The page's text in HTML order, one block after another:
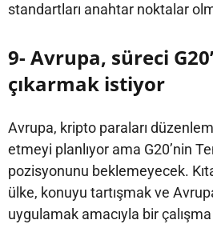
standartları anahtar noktalar
9- Avrupa, süreci
çıkarmak istiyor
Avrupa, kripto paraları
etmeyi planlıyor ama G20’nin
pozisyonunu beklemeyecek.
ülke, konuyu tartışmak ve
uygulamak amacıyla bir